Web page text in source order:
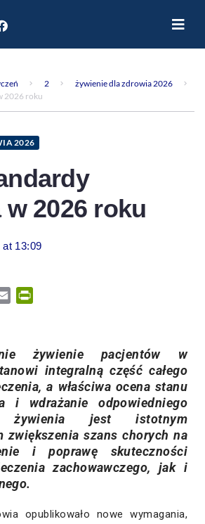
2
żywienie dla zdrowia 2026
2026 roku
2026
2026 roku
13:09
Email
żywienie pacjentów w
integralną część całego
a właściwa ocena stanu
i wdrażanie odpowiedniego
żywienia jest istotnym
zwiększenia szans chorych na
i poprawę skuteczności
zachowawczego, jak i
opublikowało nowe wymagania,